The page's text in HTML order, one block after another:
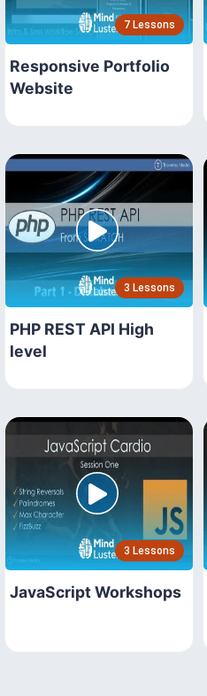
7 Lessons
Responsive Portfolio
Website
3 Lessons
PHP REST API High
level
3 Lessons
JavaScript Workshops